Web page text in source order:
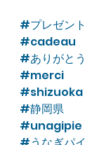
#プレゼント
#cadeau
#ありがとう
#merci
#shizuoka
#静岡県
#unagipie